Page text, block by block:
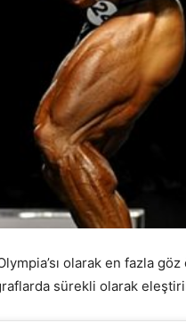
olarak en fazla
sürekli olarak